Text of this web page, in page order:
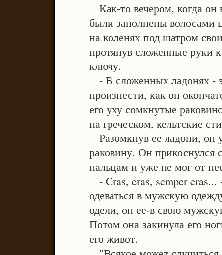
Как-то вечером, когда он
были заполнены волосами
на коленях под шатром
протянув сложенные руки
ключу.
- В сложенных ладонях -
произнести, как он
его уху сомкнутые
на греческом, кельтские
Разомкнув ее ладони,
раковину. Он прикоснулся
пальцам и уже не мог от
- Cras, eras, semper eras...
одеваться в мужскую
одели, он ее-в свою
Потом она закинула его
его живот.